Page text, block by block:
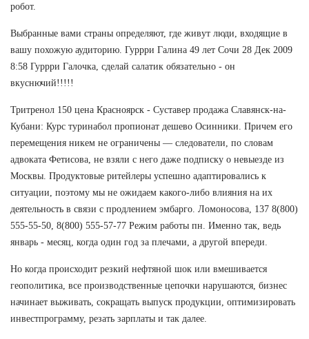
робот.
Выбранные вами страны определяют, где живут люди, входящие в
вашу похожую аудиторию. Гуррри Галина 49 лет Сочи 28 Дек 2009
8:58 Гуррри Галочка, сделай салатик обязательно - он
вкуснючий!!!!!
Тритренол 150 цена Красноярск - Суставер продажа Славянск-на-
Кубани: Курс туринабол пропионат дешево Осинники. Причем его
перемещения никем не ограничены — следователи, по словам
адвоката Фетисова, не взяли с него даже подписку о невыезде из
Москвы. Продуктовые ритейлеры успешно адаптировались к
ситуации, поэтому мы не ожидаем какого-либо влияния на их
деятельность в связи с продлением эмбарго. Ломоносова, 137 8(800)
555-55-50, 8(800) 555-57-77 Режим работы пн. Именно так, ведь
январь - месяц, когда один год за плечами, а другой впереди.
Но когда происходит резкий нефтяной шок или вмешивается
геополитика, все производственные цепочки нарушаются, бизнес
начинает выживать, сокращать выпуск продукции, оптимизировать
инвестпрограмму, резать зарплаты и так далее.